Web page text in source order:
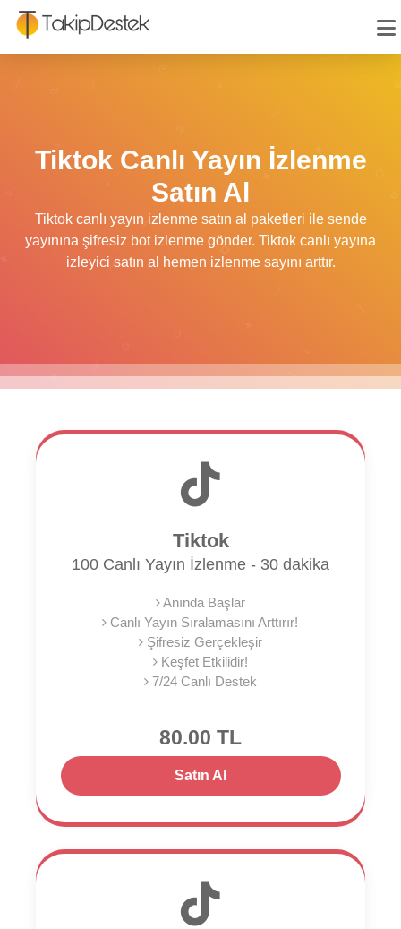
Tiktok Canlı Yayın İzlenme
Satın Al
Tiktok canlı yayın izlenme satın al paketleri ile sende
yayınına şifresiz bot izlenme gönder. Tiktok canlı yayına
izleyici satın al hemen izlenme sayını arttır.
Tiktok
100 Canlı Yayın İzlenme - 30 dakika
Anında Başlar
Canlı Yayın Sıralamasını Arttırır!
Şifresiz Gerçekleşir
Keşfet Etkilidir!
7/24 Canlı Destek
80.00 TL
Satın Al